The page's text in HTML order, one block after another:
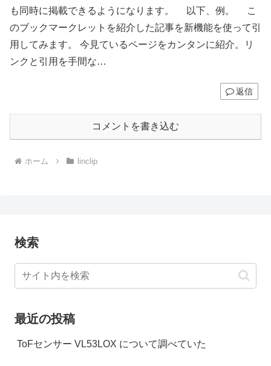
も同時に掲載できるようになります。 以下、例。 こ
のブックマークレットを紹介した記事を新機能を使って引
用してみます。 今見ているページをカンタンに紹介。リ
ンクと引用を手間な…
返信
コメントを書き込む
ホーム linclip
検索
最近の投稿
ToFセンサー VL53LOX について調べていた